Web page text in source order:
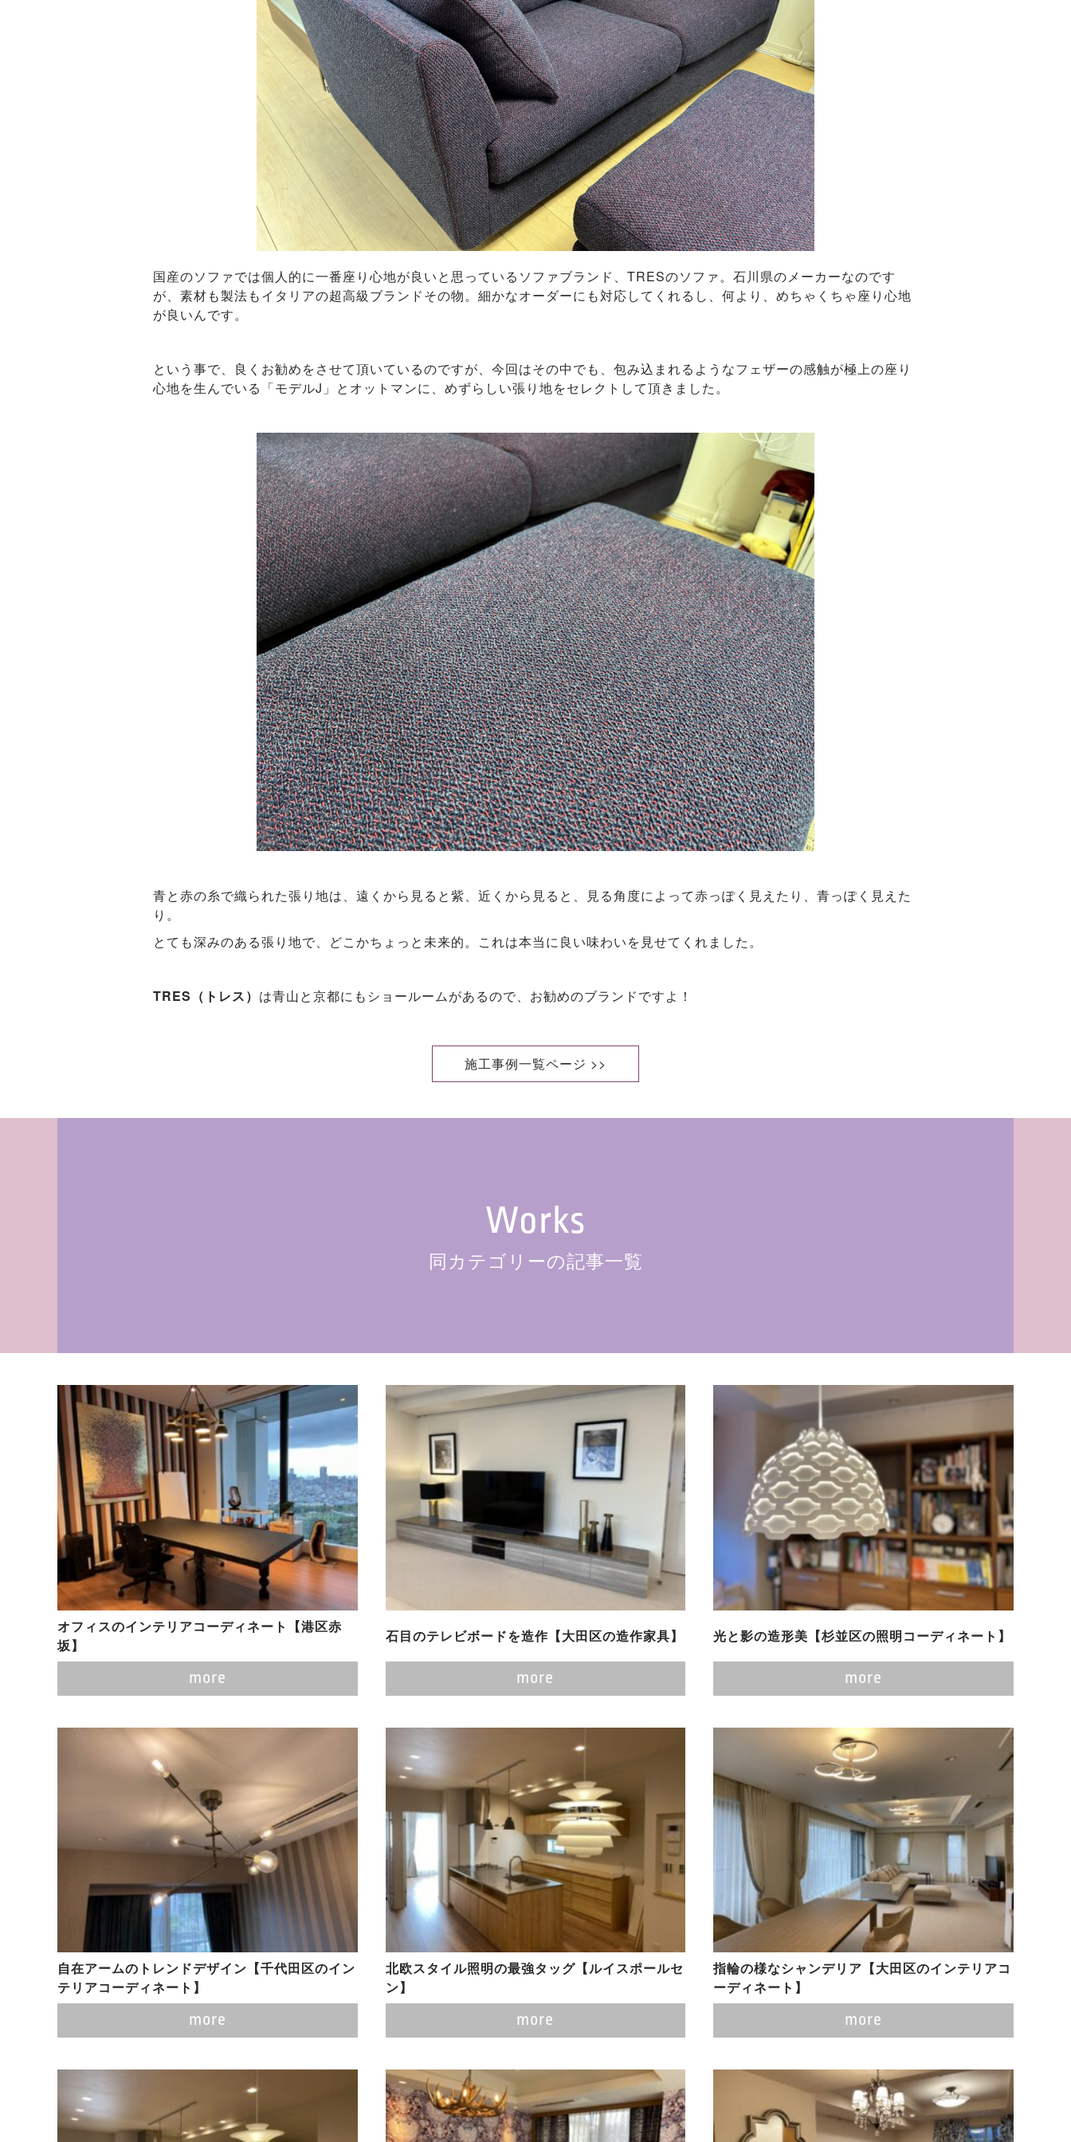
国産のソファでは個人的に一番座り心地が良いと思っているソファブランド、TRESのソファ。石川県のメーカーなのです
が、素材も製法もイタリアの超高級ブランドその物。細かなオーダーにも対応してくれるし、何より、めちゃくちゃ座り心地
が良いんです。
という事で、良くお勧めをさせて頂いているのですが、今回はその中でも、包み込まれるようなフェザーの感触が極上の座り
心地を生んでいる「モデルJ」とオットマンに、めずらしい張り地をセレクトして頂きました。
青と赤の糸で織られた張り地は、遠くから見ると紫、近くから見ると、見る角度によって赤っぽく見えたり、青っぽく見えた
り。
とても深みのある張り地で、どこかちょっと未来的。これは本当に良い味わいを見せてくれました。
TRES（トレス） は青山と京都にもショールームがあるので、お勧めのブランドですよ！
施工事例一覧ページ >>
Works
同カテゴリーの記事一覧
オフィスのインテリアコーディネート【港区赤
坂】
more
石目のテレビボードを造作【大田区の造作家具】
more
光と影の造形美【杉並区の照明コーディネート】
more
自在アームのトレンドデザイン【千代田区のイン
テリアコーディネート】
more
北欧スタイル照明の最強タッグ【ルイスポールセ
ン】
more
指輪の様なシャンデリア【大田区のインテリアコ
ーディネート】
more